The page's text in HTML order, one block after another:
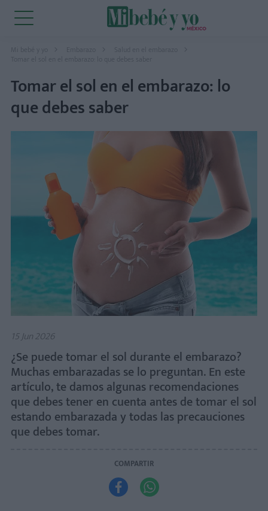
Mi bebé y yo Embarazo
Tomar el sol en el embarazo: lo
que debes saber
15 Jun 2026
¿Se puede tomar el sol durante el embarazo?
Muchas embarazadas se lo preguntan. En este
artículo, te damos algunas recomendaciones
que debes tener en cuenta antes de tomar el sol
estando embarazada y todas las precauciones
que debes tomar.
COMPARTIR
 